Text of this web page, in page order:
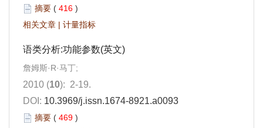
摘要 ( 416 )
相关文章 | 计量指标
语类分析:功能参数(英文)
詹姆斯·R·马丁;
2010 (10): 2-19.
DOI: 10.3969/j.issn.1674-8921.a0093
摘要 ( 469 )